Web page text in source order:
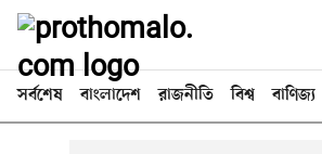
সর্বশেষ বাংলাদেশ রাজনীতি বিশ্ব বাণিজ্য